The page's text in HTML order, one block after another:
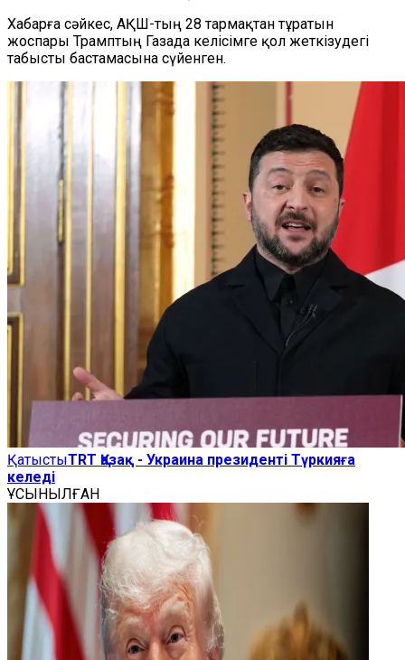
Хабарға сәйкес, АҚШ-тың 28 тармақтан тұратын
жоспары Трамптың Газада келісімге қол жеткізудегі
табысты бастамасына сүйенген.
ҚатыстыTRT Қазақ - Украина президенті Түркияға
келеді
ҰСЫНЫЛҒАН